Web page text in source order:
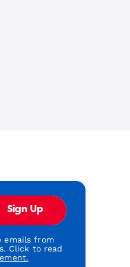
Sign Up
emails from
Click to read